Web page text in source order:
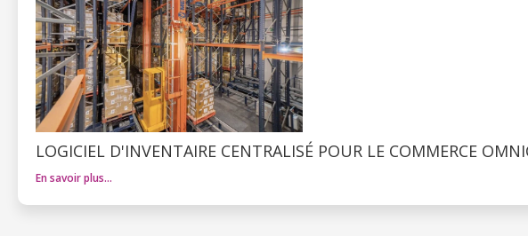
LOGICIEL D'INVENTAIRE CENTRALISÉ POUR LE COMMERCE
En savoir plus…